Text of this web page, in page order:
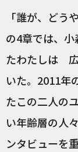
「誰が、どう
の4章では、
たわたしは 広
いた。2011年
たこの二人の
い年齢層の人
ンタビューを